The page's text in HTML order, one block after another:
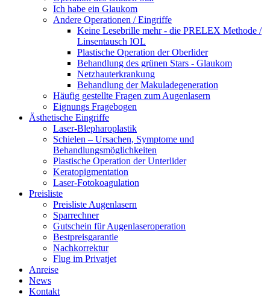
Ich habe ein Glaukom
Andere Operationen / Eingriffe
Keine Lesebrille mehr - die PRELEX Methode /
Linsentausch IOL
Plastische Operation der Oberlider
Behandlung des grünen Stars - Glaukom
Netzhauterkrankung
Behandlung der Makuladegeneration
Häufig gestellte Fragen zum Augenlasern
Eignungs Fragebogen
Ästhetische Eingriffe
Laser-Blepharoplastik
Schielen – Ursachen, Symptome und
Behandlungsmöglichkeiten
Plastische Operation der Unterlider
Keratopigmentation
Laser-Fotokoagulation
Preisliste
Preisliste Augenlasern
Sparrechner
Gutschein für Augenlaseroperation
Bestpreisgarantie
Nachkorrektur
Flug im Privatjet
Anreise
News
Kontakt